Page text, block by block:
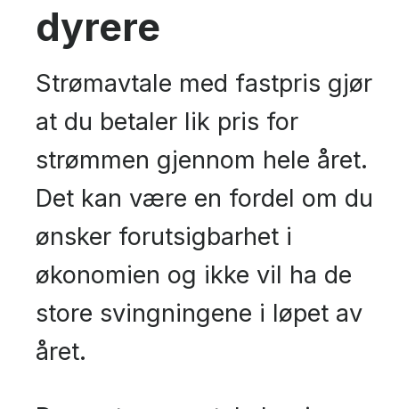
dyrere
Strømavtale med fastpris gjør
at du betaler lik pris for
strømmen gjennom hele året.
Det kan være en fordel om du
ønsker forutsigbarhet i
økonomien og ikke vil ha de
store svingningene i løpet av
året.